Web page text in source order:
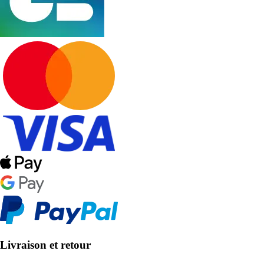
Livraison et retour